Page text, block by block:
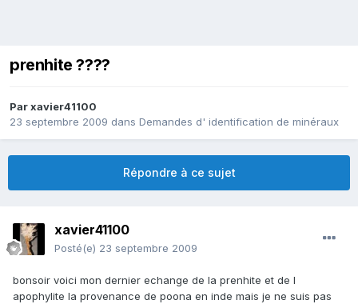
prenhite ????
Parxavier41100
23 septembre 2009 dans Demandes d' identification de minéraux
Répondre à ce sujet
xavier41100
Posté(e) 23 septembre 2009
bonsoir voici mon dernier echange de la prenhite et de l
apophylite la provenance de poona en inde mais je ne suis pas